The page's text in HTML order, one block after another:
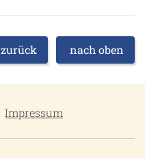
zurück nach oben
Impressum